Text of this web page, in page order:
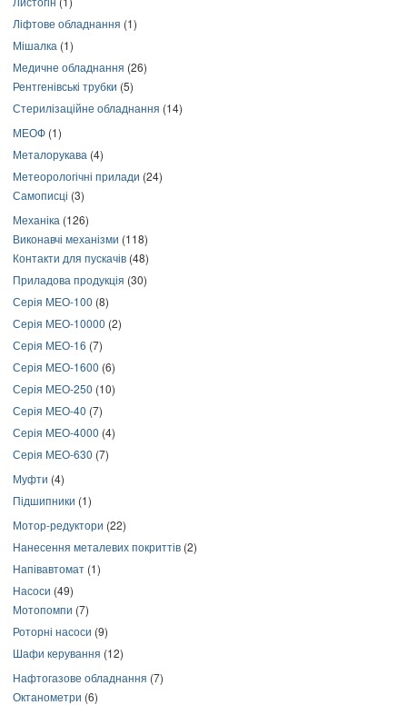
Ліфтове обладнання (1)
Мішалка (1)
Медичне обладнання (26)
Рентгенівські трубки (5)
Стерилізаційне обладнання (14)
МЕОФ (1)
Металорукава (4)
Метеорологічні прилади (24)
Самописці (3)
Механіка (126)
Виконавчі механізми (118)
Контакти для пускачів (48)
Приладова продукція (30)
Серія МЕО-100 (8)
Серія МЕО-10000 (2)
Серія МЕО-16 (7)
Серія МЕО-1600 (6)
Серія МЕО-250 (10)
Серія МЕО-40 (7)
Серія МЕО-4000 (4)
Серія МЕО-630 (7)
Муфти (4)
Підшипники (1)
Мотор-редуктори (22)
Нанесення металевих покриттів (2)
Напівавтомат (1)
Насоси (49)
Мотопомпи (7)
Роторні насоси (9)
Шафи керування (12)
Нафтогазове обладнання (7)
Октанометри (6)